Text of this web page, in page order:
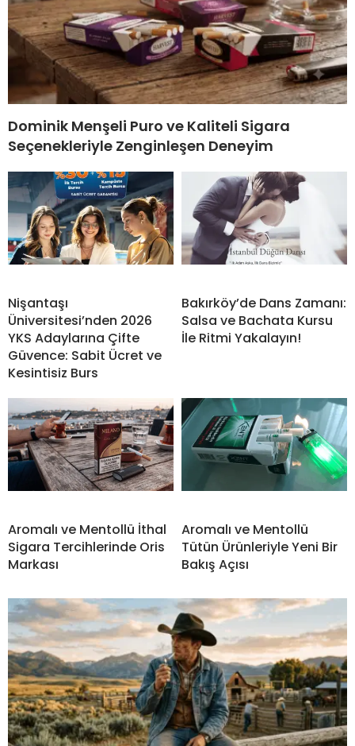
Dominik Menşeli Puro ve Kaliteli Sigara
Seçenekleriyle Zenginleşen Deneyim
Nişantaşı
Üniversitesi’nden 2026
YKS Adaylarına Çifte
Güvence: Sabit Ücret ve
Kesintisiz Burs
Bakırköy’de Dans Zamanı:
Salsa ve Bachata Kursu
İle Ritmi Yakalayın!
Aromalı ve Mentollü İthal
Sigara Tercihlerinde Oris
Markası
Aromalı ve Mentollü
Tütün Ürünleriyle Yeni Bir
Bakış Açısı